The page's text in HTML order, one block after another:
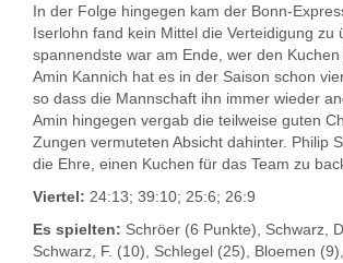
In der Folge hingegen kam der Bonn-
Iserlohn fand kein Mittel die Verteidigung zu
spannendste war am Ende, wer den Kuchen
Amin Kannich hat es in der Saison schon
so dass die Mannschaft ihn immer wieder
Amin hingegen vergab die teilweise guten
Zungen vermuteten Absicht dahinter. Philip
die Ehre, einen Kuchen für das Team zu
Viertel: 24:13; 39:10; 25:6; 26:9
Es spielten: Schröer (6 Punkte), Schwarz,
Schwarz, F. (10), Schlegel (25), Bloemen